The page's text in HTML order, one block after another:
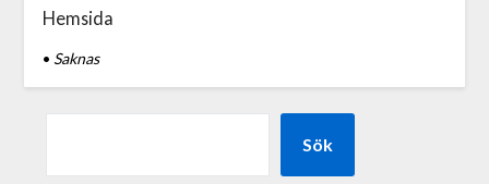
Hemsida
• Saknas
Sök